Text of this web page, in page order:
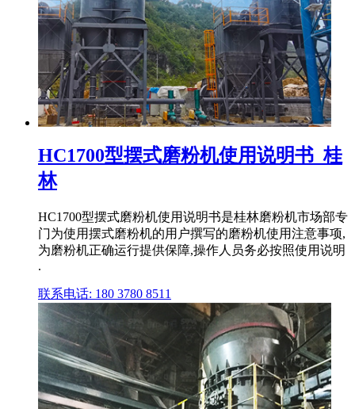
HC1700型摆式磨粉机使用说明书_桂
林
HC1700型摆式磨粉机使用说明书是桂林磨粉机市场部专
门为使用摆式磨粉机的用户撰写的磨粉机使用注意事项,
为磨粉机正确运行提供保障,操作人员务必按照使用说明
.
联系电话: 180 3780 8511